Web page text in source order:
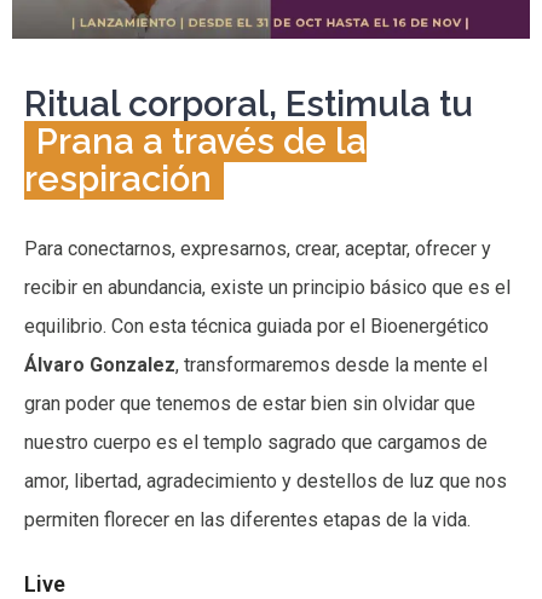
Ritual corporal, Estimula tu
Prana a través de la
respiración
Para conectarnos, expresarnos, crear, aceptar, ofrecer y
recibir en abundancia, existe un principio básico que es el
equilibrio. Con esta técnica guiada por el Bioenergético
Álvaro Gonzalez, transformaremos desde la mente el
gran poder que tenemos de estar bien sin olvidar que
nuestro cuerpo es el templo sagrado que cargamos de
amor, libertad, agradecimiento y destellos de luz que nos
permiten florecer en las diferentes etapas de la vida.
Live